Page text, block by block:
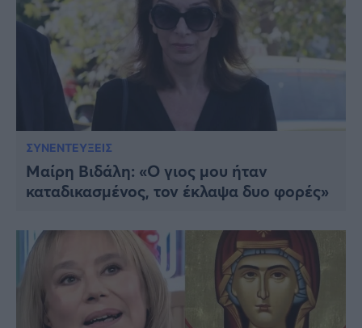
ΣΥΝΕΝΤΕΥΞΕΙΣ
Μαίρη Βιδάλη: «Ο γιος μου ήταν
καταδικασμένος, τον έκλαψα δυο φορές»